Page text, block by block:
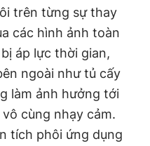
trên từng sự thay
các hình ảnh toàn
áp lực thời gian,
ngoài như tủ cấy
làm ảnh hưởng tới
cùng nhạy cảm.
tích phôi ứng dụng